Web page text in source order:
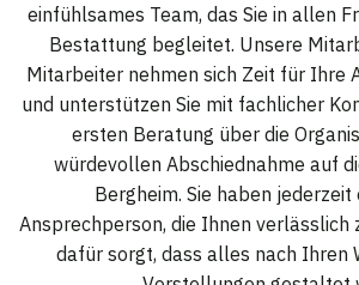
einfühlsames Team, das Sie in allen
Bestattung begleitet. Unsere
Mitarbeiter nehmen sich Zeit für Ihre
und unterstützen Sie mit fachlicher
ersten Beratung über die
würdevollen Abschiednahme auf
Bergheim. Sie haben jederzeit
Ansprechperson, die Ihnen verlässlich
dafür sorgt, dass alles nach Ihren